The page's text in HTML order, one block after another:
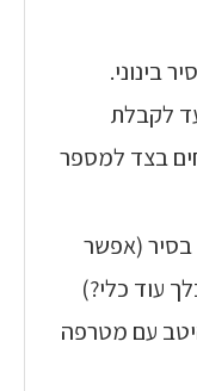
בינוני.
לקבלת
בצד למספר
בסיר (אפשר
עוד כלי?)
עם מטרפה